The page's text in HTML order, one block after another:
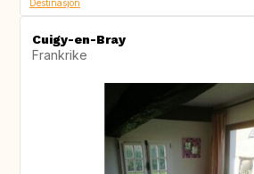
Destinasjon
Cuigy-en-Bray
Frankrike